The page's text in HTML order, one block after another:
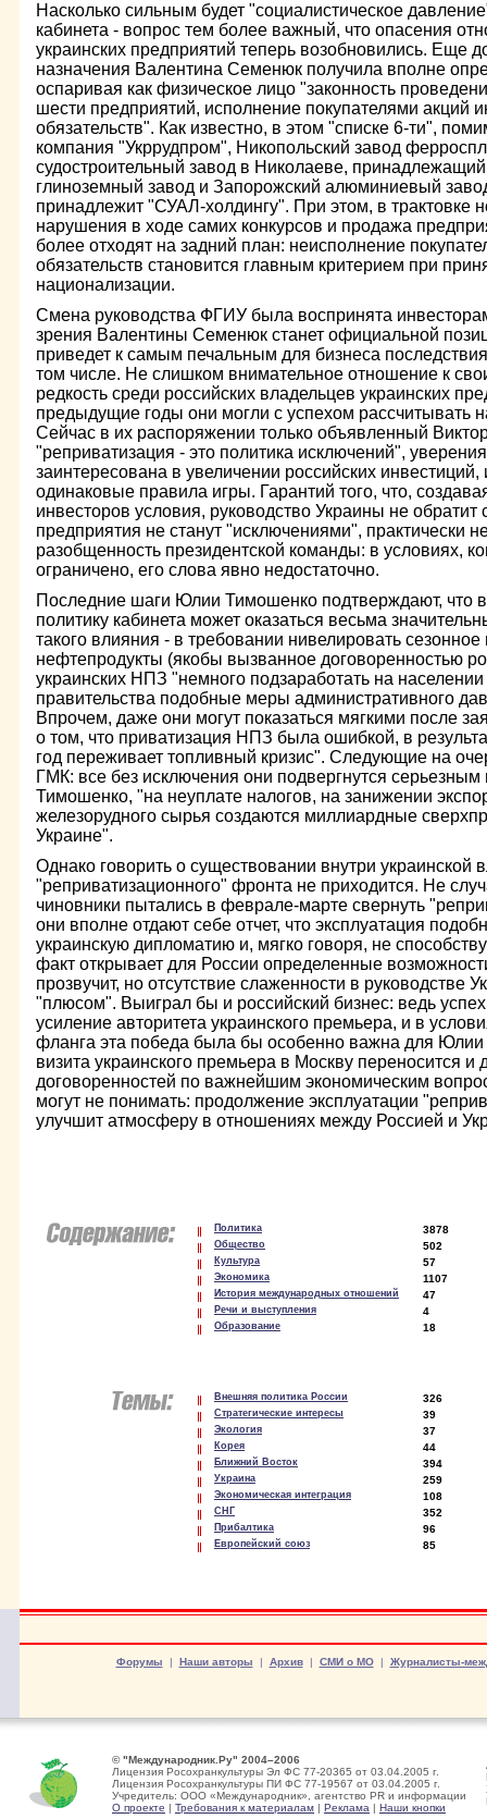
Насколько сильным будет "социалистическое
кабинета - вопрос тем более важный, что опасения
украинских предприятий теперь возобновились. Еще
назначения Валентина Семенюк получила вполне
оспаривая как физическое лицо "законность
шести предприятий, исполнение покупателями акций
обязательств". Как известно, в этом "списке 6-ти",
компания "Укррудпром", Никопольский завод
судостроительный завод в Николаеве,
глиноземный завод и Запорожский алюминиевый
принадлежит "СУАЛ-холдингу". При этом, в трактовке
нарушения в ходе самих конкурсов и продажа
более отходят на задний план: неисполнение
обязательств становится главным критерием при
национализации.
Cмена руководства ФГИУ была воспринята
зрения Валентины Семенюк станет официальной
приведет к самым печальным для бизнеса
том числе. Не слишком внимательное отношение к
редкость среди российских владельцев украинских
предыдущие годы они могли с успехом рассчитывать
Сейчас в их распоряжении только объявленный
"реприватизация - это политика исключений",
заинтересована в увеличении российских
одинаковые правила игры. Гарантий того, что,
инвесторов условия, руководство Украины не
предприятия не станут "исключениями", практически
разобщенность президентской команды: в условиях,
ограничено, его слова явно недостаточно.
Последние шаги Юлии Тимошенко подтверждают, что
политику кабинета может оказаться весьма
такого влияния - в требовании нивелировать
нефтепродукты (якобы вызванное договоренностью
украинских НПЗ "немного подзаработать на
правительства подобные меры административного
Впрочем, даже они могут показаться мягкими после
о том, что приватизация НПЗ была ошибкой, в
год переживает топливный кризис". Следующие на
ГМК: все без исключения они подвергнутся
Тимошенко, "на неуплате налогов, на занижении
железорудного сырья создаются миллиардные
Украине".
Однако говорить о существовании внутри украинской
"реприватизационного" фронта не приходится. Не
чиновники пытались в феврале-марте свернуть
они вполне отдают себе отчет, что эксплуатация
украинскую дипломатию и, мягко говоря, не
факт открывает для России определенные
прозвучит, но отсутствие слаженности в руководстве
"плюсом". Выиграл бы и российский бизнес: ведь
усиление авторитета украинского премьера, и в
фланга эта победа была бы особенно важна для
визита украинского премьера в Москву переносится
договоренностей по важнейшим экономическим
могут не понимать: продолжение эксплуатации
улучшит атмосферу в отношениях между Россией и
Политика 3878
Общество 502
Культура 57
Экономика 1107
История международных отношений 47
Речи и выступления 4
Образование 18
Внешняя политика России 326
Стратегические интересы 39
Экология 37
Корея 44
Ближний Восток 394
Украина 259
Экономическая интеграция 108
СНГ 352
Прибалтика 96
Европейский союз 85
Форумы | Наши авторы | Архив| СМИ о МО| Журналисты-
© "Международник.Ру" 2004–2006
Лицензия Росохранкультуры Эл ФС 77-20365 от 03.04.2005 г.
Лицензия Росохранкультуры ПИ ФС 77-19567 от 03.04.2005 г.
Учредитель: ООО «Международник», агентство PR и информации
О проекте | Требования к материалам | Реклама | Наши кнопки